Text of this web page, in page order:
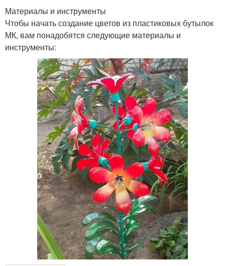
Материалы и инструменты
Чтобы начать создание цветов из пластиковых бутылок
МК, вам понадобятся следующие материалы и
инструменты: